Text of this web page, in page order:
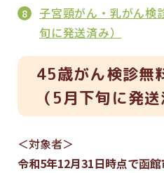
8
子宮頸がん・乳がん検
旬に発送済み）
45歳がん検診無
（5月下旬に発送
＜対象者＞
令和5年12月31日時点で函